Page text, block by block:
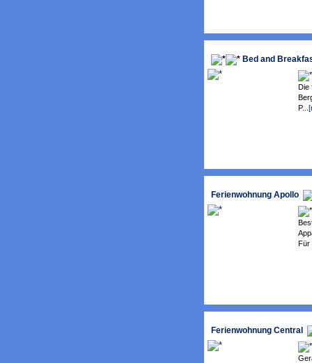
Bed and
Die
P...
Ferienwohnung Apollo
Für
Ferienwohnung Central